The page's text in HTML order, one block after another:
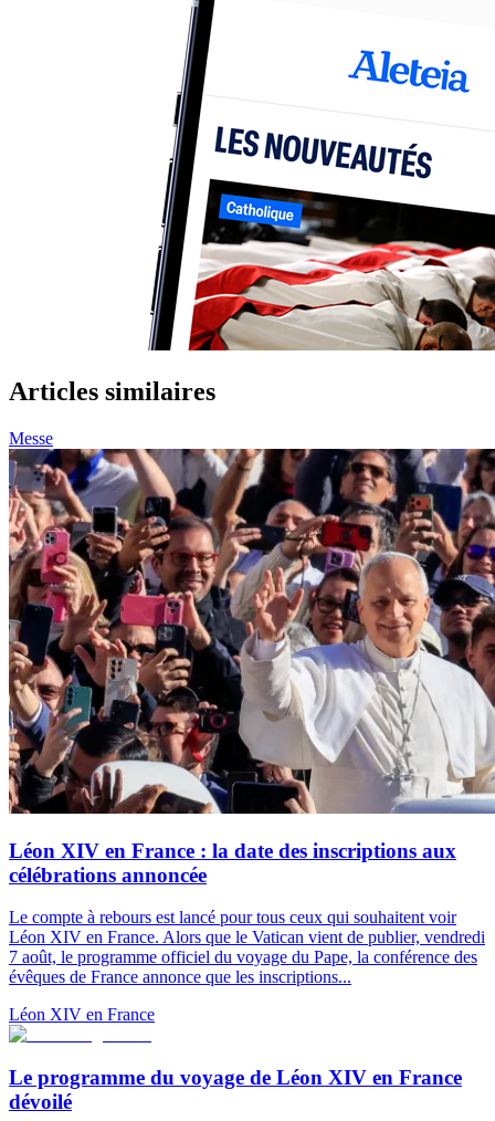
Articles similaires
Messe
Léon XIV en France : la date des inscriptions aux
célébrations annoncée
Le compte à rebours est lancé pour tous ceux qui souhaitent voir
Léon XIV en France. Alors que le Vatican vient de publier, vendredi
7 août, le programme officiel du voyage du Pape, la conférence des
évêques de France annonce que les inscriptions...
Léon XIV en France
Le programme du voyage de Léon XIV en France
dévoilé